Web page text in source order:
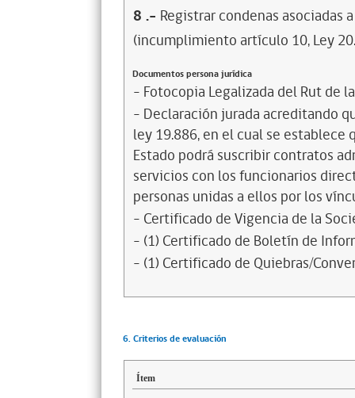
8 .- Registrar condenas asociadas
(incumplimiento artículo 10, Ley
Documentos persona jurídica
- Fotocopia Legalizada del Rut de
- Declaración jurada acreditando
ley 19.886, en el cual se
Estado podrá suscribir contratos
servicios con los funcionarios
personas unidas a ellos por los
- Certificado de Vigencia de la
- (1) Certificado de Boletín de
- (1) Certificado de Quiebras/
6. Criterios de evaluación
Ítem